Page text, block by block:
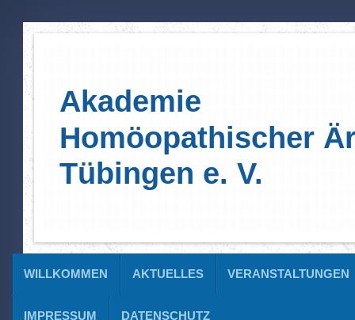
Akademie
Homöopathischer
Tübingen e. V.
WILLKOMMEN AKTUELLES VERANSTALTUNGEN
IMPRESSUM DATENSCHUTZ